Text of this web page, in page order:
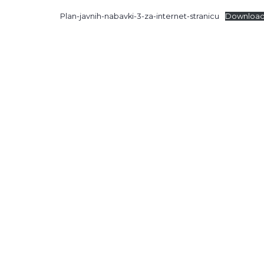
Plan-javnih-nabavki-3-za-internet-stranicu